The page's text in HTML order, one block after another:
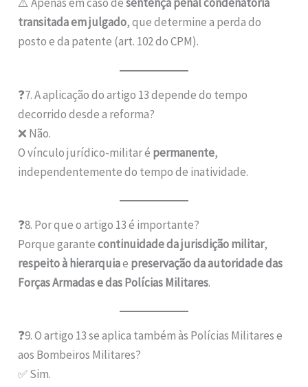
transitada em julgado, que determine a perda do
posto e da patente (art. 102 do CPM).
❓7. A aplicação do artigo 13 depende do tempo
decorrido desde a reforma?
❌ Não.
O vínculo jurídico-militar é permanente,
independentemente do tempo de inatividade.
❓8. Por que o artigo 13 é importante?
Porque garantecontinuidade da jurisdição militar,
respeito à hierarquiae preservação da autoridade das
Forças Armadas e das Polícias Militares.
❓9. O artigo 13 se aplica também às Polícias Militares e
aos Bombeiros Militares?
✅ Sim.